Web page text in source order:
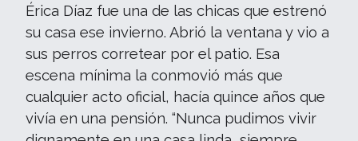
Érica Díaz fue una de las chicas que estrenó
su casa ese invierno. Abrió la ventana y vio a
sus perros corretear por el patio. Esa
escena mínima la conmovió más que
cualquier acto oficial, hacía quince años que
vivía en una pensión. “Nunca pudimos vivir